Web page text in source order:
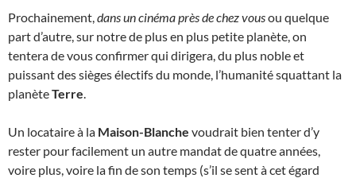
Prochainement,dans un cinéma près de chez vousou quelque
part d’autre, sur notre de plus en plus petite planète, on
tentera de vous confirmer qui dirigera, du plus noble et
puissant des sièges électifs du monde, l’humanité squattant la
planèteTerre.
Un locataire à la Maison-Blanche voudrait bien tenter d’y
rester pour facilement un autre mandat de quatre années,
voire plus, voire la fin de son temps (s’il se sent à cet égard